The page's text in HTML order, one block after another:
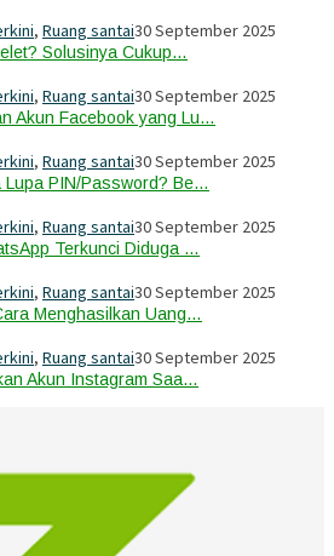
, Ruang santai30 September 2025
Solusinya Cukup…
, Ruang santai30 September 2025
Akun Facebook yang Lu…
, Ruang santai30 September 2025
Lupa PIN/Password? Be…
, Ruang santai30 September 2025
Terkunci Diduga …
, Ruang santai30 September 2025
Menghasilkan Uang…
, Ruang santai30 September 2025
Akun Instagram Saa…